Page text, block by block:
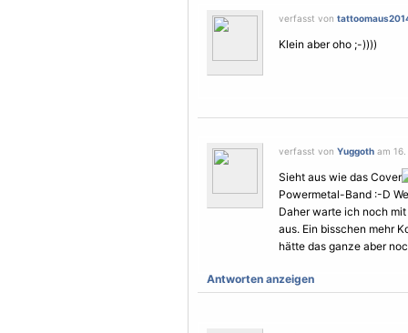
verfasst von
Klein aber oho ;-))))
verfasst von Yuggoth am
Sieht aus wie das Cover
Powermetal-Band :-D
Daher warte ich noch
aus. Ein bisschen mehr
hätte das ganze aber
Antworten anzeigen